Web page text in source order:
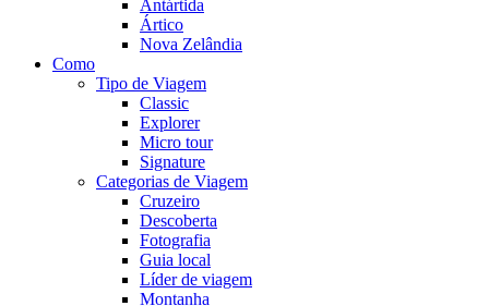
Antártida
Ártico
Nova Zelândia
Como
Tipo de Viagem
Classic
Explorer
Micro tour
Signature
Categorias de Viagem
Cruzeiro
Descoberta
Fotografia
Guia local
Líder de viagem
Montanha